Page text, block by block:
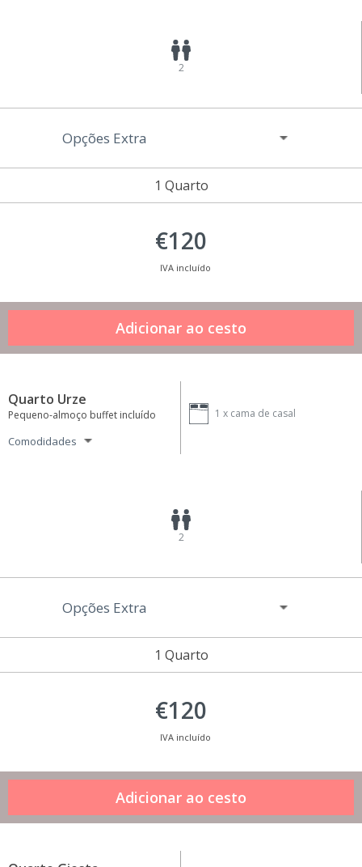
2
1 Quarto
Opções Extra
€120
IVA incluído
Quarto Urze
Pequeno-almoço buffet incluído
Comodidades
1 x cama de casal
2
1 Quarto
Opções Extra
€120
IVA incluído